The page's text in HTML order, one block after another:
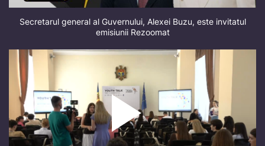
Secretarul general al Guvernului, Alexei Buzu, este invitatul
emisiunii Rezoomat